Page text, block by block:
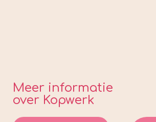
Meer informatie
over Kopwerk